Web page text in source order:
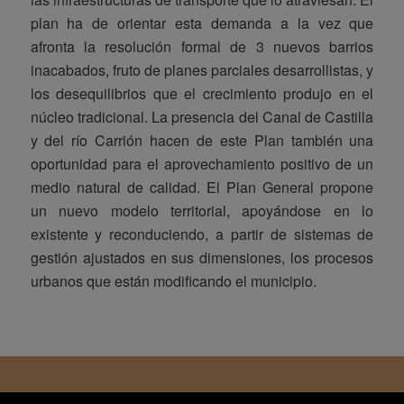
plan ha de orientar esta demanda a la vez que
afronta la resolución formal de 3 nuevos barrios
inacabados, fruto de planes parciales desarrollistas, y
los desequilibrios que el crecimiento produjo en el
núcleo tradicional. La presencia del Canal de Castilla
y del río Carrión hacen de este Plan también una
oportunidad para el aprovechamiento positivo de un
medio natural de calidad. El Plan General propone
un nuevo modelo territorial, apoyándose en lo
existente y reconduciendo, a partir de sistemas de
gestión ajustados en sus dimensiones, los procesos
urbanos que están modificando el municipio.